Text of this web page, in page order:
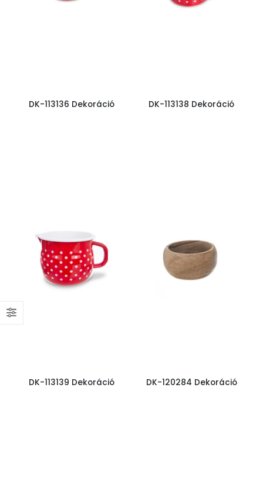
DK-113136 Dekoráció DK-113138 Dekoráció
DK-113139 Dekoráció DK-120284 Dekoráció